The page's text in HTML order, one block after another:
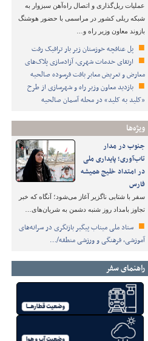
عملیات ریل‌گذاری و اتصال راه‌آهن سبزوار به
شبکه ریلی کشور در مراسمی با حضور هوشنگ
بازوند معاون وزیر راه و…
پل عنافچه خوزستان زیر بار ترافیک رفت
ارتقای خدمات شهری، آزادسازی پلاک‌های
معارض و تعریض معابر بافت فرسوده صالحیه
بازدید معاون وزیر راه و شهرسازی از طرح
«کلید به کلید» در محله آسمان صالحیه
ویژه‌ها
جنوب در مدار
تاب‌آوری؛ پایداری ملی
در امتداد خلیج همیشه
فارس
سفر با شتابی ناگزیر آغاز می‌شود؛ آنگاه که خبر
تجاوز بامداد روز شنبه دشمن به شریان‌های…
ستاد ملی میناب پیگیر بازنگری در سرانه‌های
آموزشی، فرهنگی و ورزشی منطقه/…
راهنمای سفر